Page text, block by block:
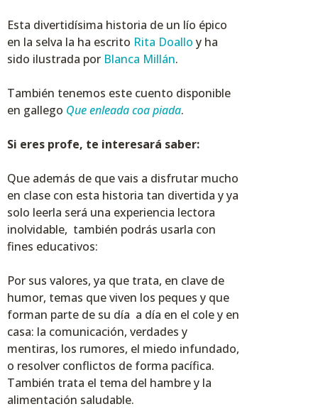
Esta divertidísima historia de un lío épico
en la selva la ha escrito Rita Doallo y ha
sido ilustrada por Blanca Millán.
También tenemos este cuento disponible
en gallego Que enleada coa piada.
Si eres profe, te interesará saber:
Que además de que vais a disfrutar mucho
en clase con esta historia tan divertida y ya
solo leerla será una experiencia lectora
inolvidable, también podrás usarla con
fines educativos:
Por sus valores, ya que trata, en clave de
humor, temas que viven los peques y que
forman parte de su día a día en el cole y en
casa: la comunicación, verdades y
mentiras, los rumores, el miedo infundado,
o resolver conflictos de forma pacífica.
También trata el tema del hambre y la
alimentación saludable.